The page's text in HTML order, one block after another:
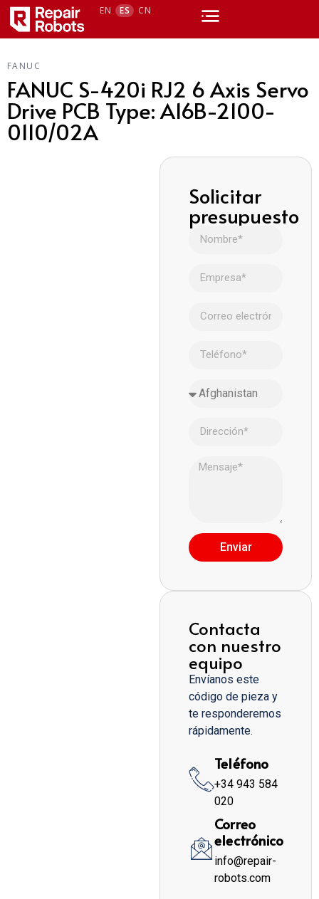
EN ES CN
FANUC
FANUC S-420i RJ2 6 Axis Servo
Drive PCB Type: A16B-2100-
0110/02A
Solicitar
presupuesto
Enviar
Contacta
con nuestro
equipo
Envíanos este
código de pieza y
te responderemos
rápidamente.
Teléfono
+34 943 584
020
Correo
electrónico
info@repair-
robots.com